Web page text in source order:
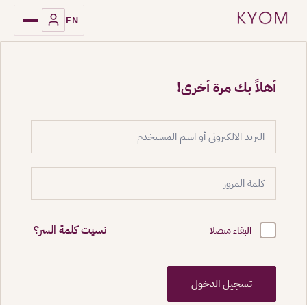
EN
أهلاً بك مرة أخرى!
البقاء متصلا نسيت كلمة السر؟
تسجيل الدخول